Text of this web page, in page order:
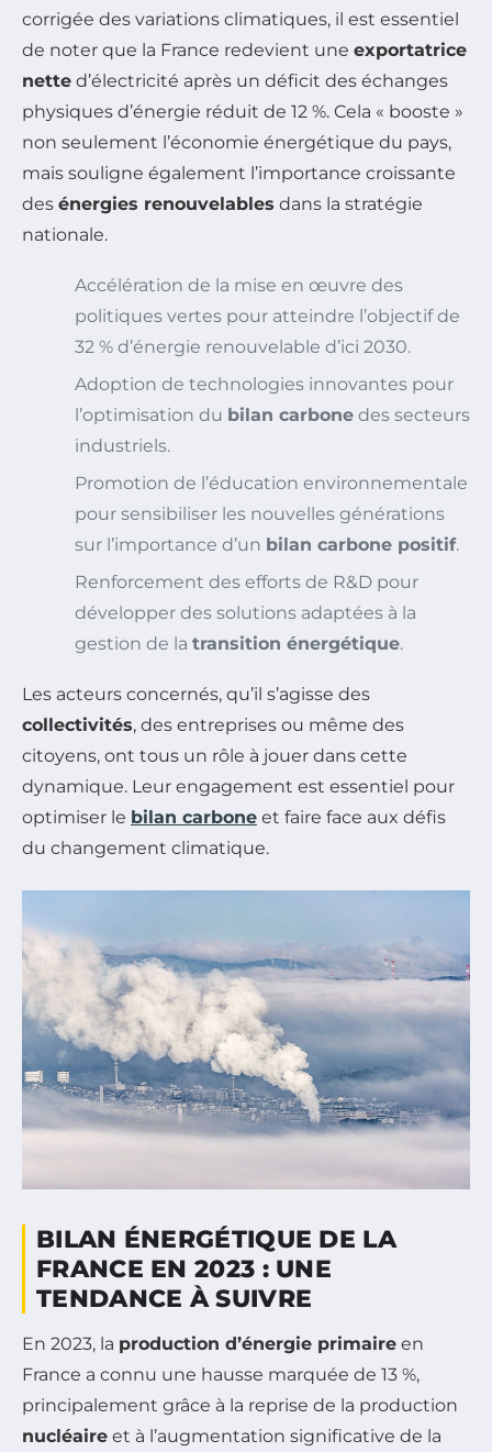
corrigée des variations climatiques, il est essentiel
de noter que la France redevient une exportatrice
nette d’électricité après un déficit des échanges
physiques d’énergie réduit de 12 %. Cela « booste »
non seulement l’économie énergétique du pays,
mais souligne également l’importance croissante
des énergies renouvelables dans la stratégie
nationale.
Accélération de la mise en œuvre des
politiques vertes pour atteindre l’objectif de
32 % d’énergie renouvelable d’ici 2030.
Adoption de technologies innovantes pour
l’optimisation du bilan carbone des secteurs
industriels.
Promotion de l’éducation environnementale
pour sensibiliser les nouvelles générations
sur l’importance d’un bilan carbone positif.
Renforcement des efforts de R&D pour
développer des solutions adaptées à la
gestion de la transition énergétique.
Les acteurs concernés, qu’il s’agisse des
collectivités, des entreprises ou même des
citoyens, ont tous un rôle à jouer dans cette
dynamique. Leur engagement est essentiel pour
optimiser le bilan carbone et faire face aux défis
du changement climatique.
BILAN ÉNERGÉTIQUE DE LA
FRANCE EN 2023 : UNE
TENDANCE À SUIVRE
En 2023, la production d’énergie primaire en
France a connu une hausse marquée de 13 %,
principalement grâce à la reprise de la production
nucléaire et à l’augmentation significative de la